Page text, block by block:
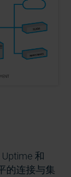
和
的连接与集